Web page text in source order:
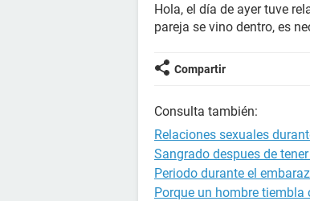
Hola, el día de ayer tuve
pareja se vino dentro, es
Compartir
Consulta también:
Relaciones sexuales
Sangrado despues de
Periodo durante el
Porque un hombre